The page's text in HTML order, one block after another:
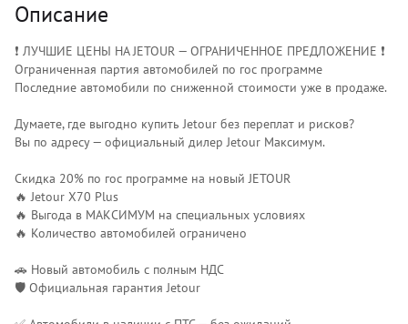
Описание
❗️ ЛУЧШИЕ ЦЕНЫ НА JETOUR — ОГРАНИЧЕННОЕ ПРЕДЛОЖЕНИЕ ❗️
Ограниченная партия автомобилей по гос программе
Последние автомобили по сниженной стоимости уже в продаже.
Думаете, где выгодно купить Jetour без переплат и рисков?
Вы по адресу — официальный дилер Jetour Максимум.
Скидка 20% по гос программе на новый JETOUR
🔥 Jetour X70 Plus
🔥 Выгода в МАКСИМУМ на специальных условиях
🔥 Количество автомобилей ограничено
🚗 Новый автомобиль с полным НДС
🛡 Официальная гарантия Jetour